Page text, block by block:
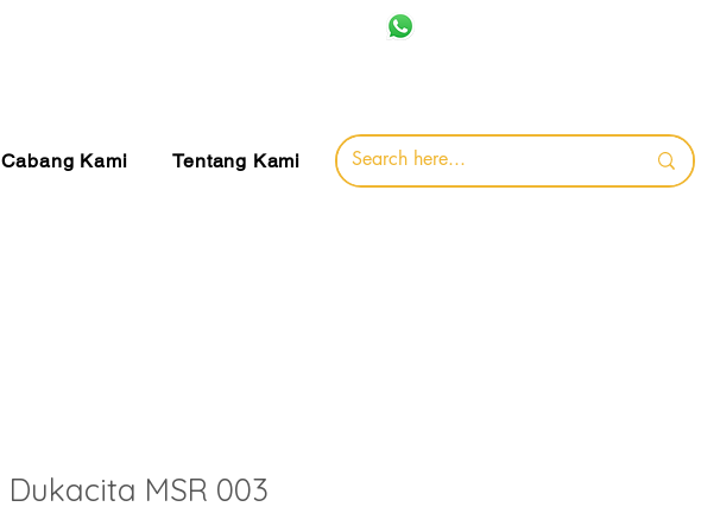
Cabang Kami Tentang Kami
Dukacita MSR 003